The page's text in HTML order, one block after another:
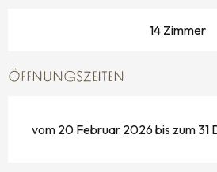
14 Zimmer
ÖFFNUNGSZEITEN
vom 20 Februar 2026 bis zum 31